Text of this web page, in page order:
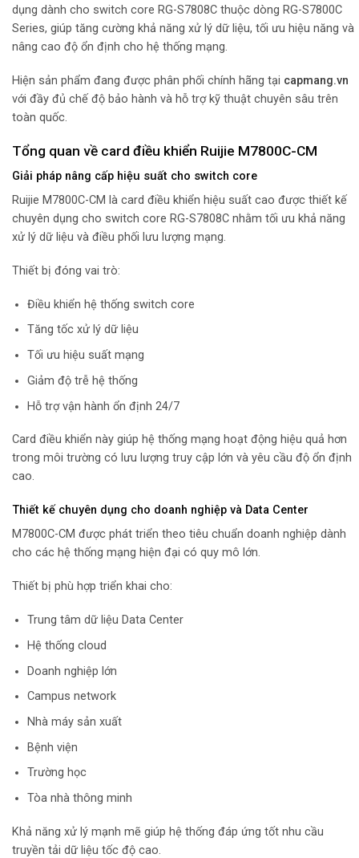
dụng dành cho switch core RG-S7808C thuộc dòng RG-S7800C
Series, giúp tăng cường khả năng xử lý dữ liệu, tối ưu hiệu năng và
nâng cao độ ổn định cho hệ thống mạng.
Hiện sản phẩm đang được phân phối chính hãng tại capmang.vn
với đầy đủ chế độ bảo hành và hỗ trợ kỹ thuật chuyên sâu trên
toàn quốc.
Tổng quan về card điều khiển Ruijie M7800C-CM
Giải pháp nâng cấp hiệu suất cho switch core
Ruijie M7800C-CM là card điều khiển hiệu suất cao được thiết kế
chuyên dụng cho switch core RG-S7808C nhằm tối ưu khả năng
xử lý dữ liệu và điều phối lưu lượng mạng.
Thiết bị đóng vai trò:
Điều khiển hệ thống switch core
Tăng tốc xử lý dữ liệu
Tối ưu hiệu suất mạng
Giảm độ trễ hệ thống
Hỗ trợ vận hành ổn định 24/7
Card điều khiển này giúp hệ thống mạng hoạt động hiệu quả hơn
trong môi trường có lưu lượng truy cập lớn và yêu cầu độ ổn định
cao.
Thiết kế chuyên dụng cho doanh nghiệp và Data Center
M7800C-CM được phát triển theo tiêu chuẩn doanh nghiệp dành
cho các hệ thống mạng hiện đại có quy mô lớn.
Thiết bị phù hợp triển khai cho:
Trung tâm dữ liệu Data Center
Hệ thống cloud
Doanh nghiệp lớn
Campus network
Nhà máy sản xuất
Bệnh viện
Trường học
Tòa nhà thông minh
Khả năng xử lý mạnh mẽ giúp hệ thống đáp ứng tốt nhu cầu
truyền tải dữ liệu tốc độ cao.